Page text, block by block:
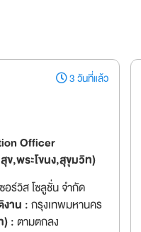
3 วันที่แล้ว
Officer
ข,พระโขนง,สุขุมวิท)
อร์วิส โซลูชั่น จำกัด
าน :กรุงเทพมหานคร
) :ตามตกลง